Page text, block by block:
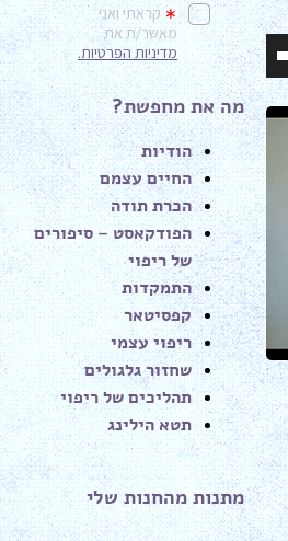
השתמש
במקש
למעלה/למטה
כדי
להגביר
או
להנמיך
עוצמת
שמע.
מה את מחפשת?
הודיות
החיים עצמם
הכרת תודה
הפודקאסט – סיפורים
של ריפוי
התמקדות
קפסיטאר
ריפוי עצמי
שחזור גלגולים
תהליכים של ריפוי
תטא הילינג
מתנות מהחנות שלי